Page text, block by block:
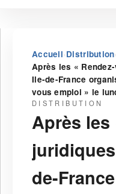
Accueil›Distribution›
Après les «
Ile-de-France
vous emploi » le
DISTRIBUTION
Après les
de-